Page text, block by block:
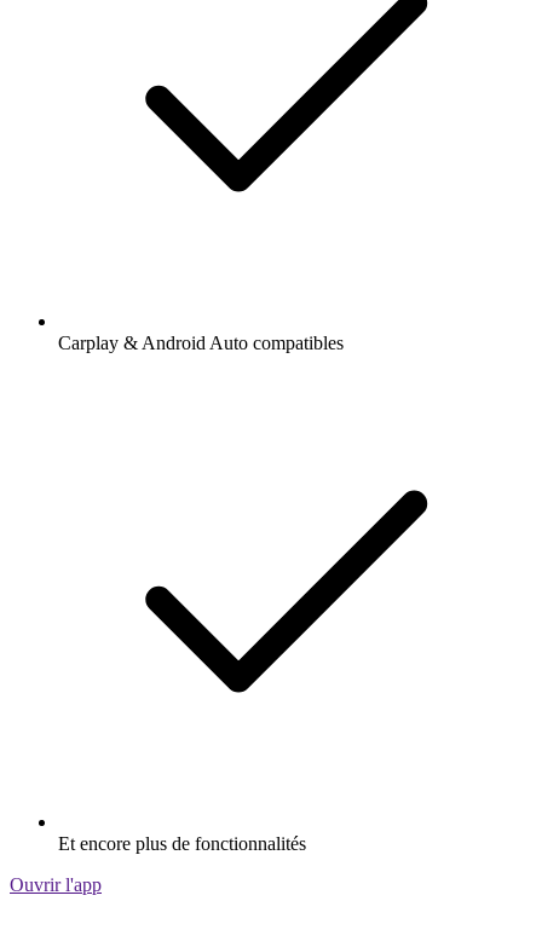
Carplay & Android Auto compatibles
Et encore plus de fonctionnalités
Ouvrir l'app